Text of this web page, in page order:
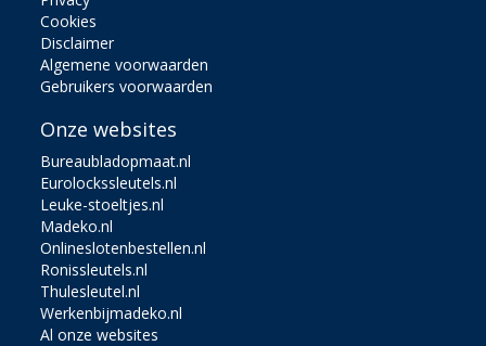
Cookies
Disclaimer
Algemene voorwaarden
Gebruikers voorwaarden
Onze websites
Bureaubladopmaat.nl
Eurolockssleutels.nl
Leuke-stoeltjes.nl
Madeko.nl
Onlineslotenbestellen.nl
Ronissleutels.nl
Thulesleutel.nl
Werkenbijmadeko.nl
Al onze websites